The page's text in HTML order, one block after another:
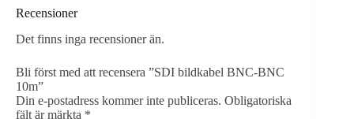
Recensioner
Det finns inga recensioner än.
Bli först med att recensera ”SDI bildkabel BNC-BNC
10m”
Din e-postadress kommer inte publiceras. Obligatoriska
fält är märkta *